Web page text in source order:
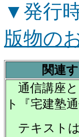
▼発行
版物の
関連す
通信講座と
ト『宅建塾
テキスト